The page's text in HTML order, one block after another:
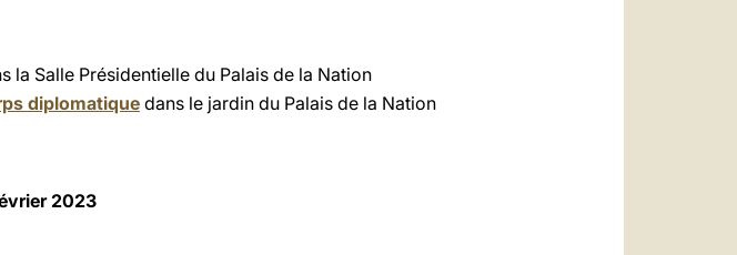
la Salle Présidentielle du Palais de la Nation
diplomatique dans le jardin du Palais de la Nation
2023